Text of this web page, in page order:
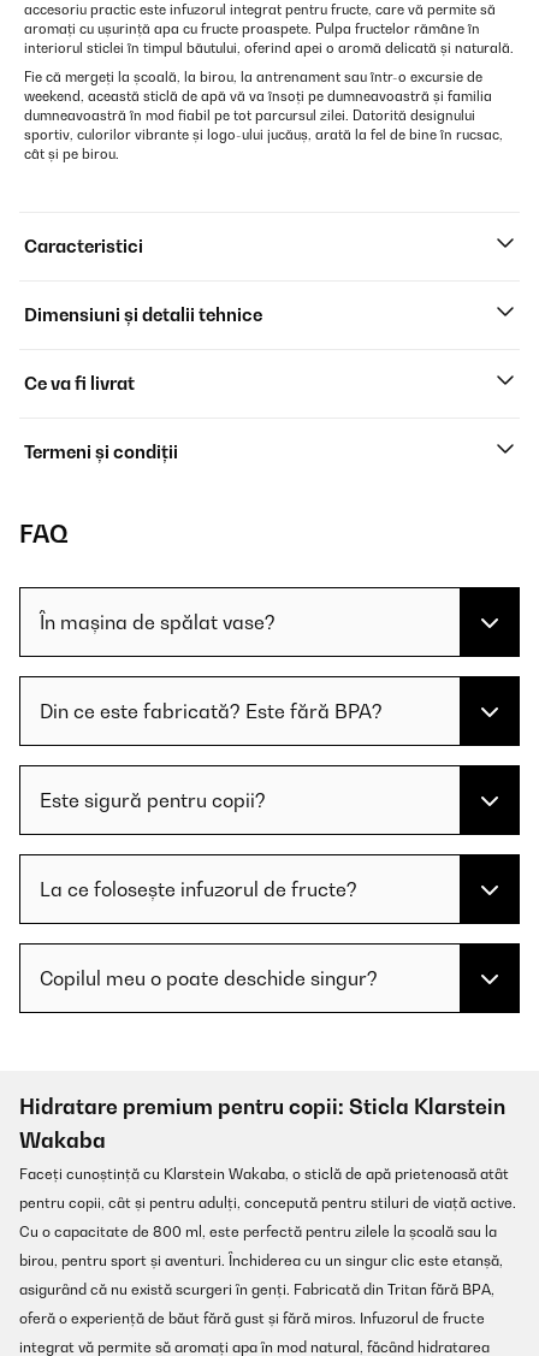
accesoriu practic este infuzorul integrat pentru fructe, care vă permite să
aromați cu ușurință apa cu fructe proaspete. Pulpa fructelor rămâne în
interiorul sticlei în timpul băutului, oferind apei o aromă delicată și naturală.
Fie că mergeți la școală, la birou, la antrenament sau într-o excursie de
weekend, această sticlă de apă vă va însoți pe dumneavoastră și familia
dumneavoastră în mod fiabil pe tot parcursul zilei. Datorită designului
sportiv, culorilor vibrante și logo-ului jucăuș, arată la fel de bine în rucsac,
cât și pe birou.
Caracteristici
Dimensiuni și detalii tehnice
Ce va fi livrat
Termeni și condiții
FAQ
În mașina de spălat vase?
Din ce este fabricată? Este fără BPA?
Este sigură pentru copii?
La ce folosește infuzorul de fructe?
Copilul meu o poate deschide singur?
Hidratare premium pentru copii: Sticla Klarstein
Wakaba
Faceți cunoștință cu Klarstein Wakaba, o sticlă de apă prietenoasă atât
pentru copii, cât și pentru adulți, concepută pentru stiluri de viață active.
Cu o capacitate de 800 ml, este perfectă pentru zilele la școală sau la
birou, pentru sport și aventuri. Închiderea cu un singur clic este etanșă,
asigurând că nu există scurgeri în genți. Fabricată din Tritan fără BPA,
oferă o experiență de băut fără gust și fără miros. Infuzorul de fructe
integrat vă permite să aromați apa în mod natural, făcând hidratarea